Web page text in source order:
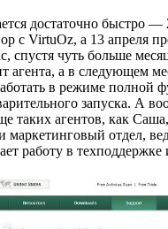
достаточно быстро
с VirtuOz, а 13 апреля
спустя чуть больше
агента, а в следующем
в режиме полной
запуска. А
таких агентов, как
маркетинговый отдел,
работу в техподдержке